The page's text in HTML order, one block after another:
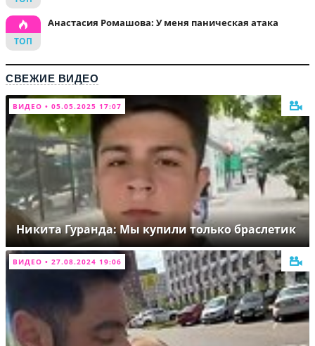
Анастасия Ромашова: У меня паническая атака
СВЕЖИЕ ВИДЕО
ВИДЕО • 05.05.2025 17:07
Никита Гуранда: Мы купили только браслетик
ВИДЕО • 27.08.2024 19:06